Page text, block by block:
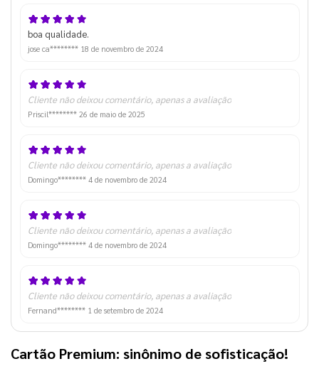
boa qualidade.
jose ca******** 18 de novembro de 2024
Cliente não deixou comentário, apenas a avaliação
Priscil******** 26 de maio de 2025
Cliente não deixou comentário, apenas a avaliação
Domingo******** 4 de novembro de 2024
Cliente não deixou comentário, apenas a avaliação
Domingo******** 4 de novembro de 2024
Cliente não deixou comentário, apenas a avaliação
Fernand******** 1 de setembro de 2024
Cartão Premium: sinônimo de sofisticação!